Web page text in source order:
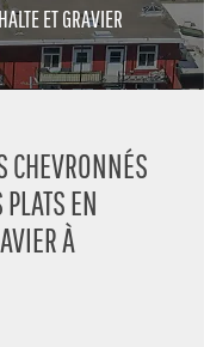
ET GRAVIER
CHEVRONNÉS
EN
À